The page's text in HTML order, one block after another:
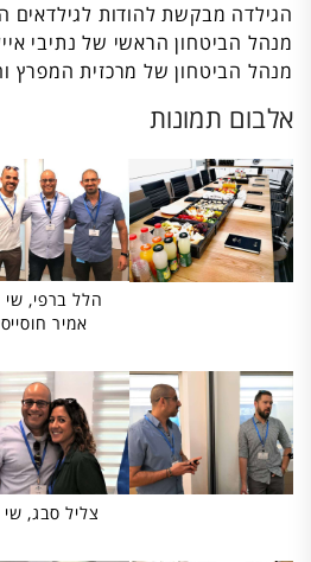
הגילדה מבקשת להודות לגילדאים
מנהל הביטחון הראשי של נתיבי
מנהל הביטחון של מרכזית המפרץ
אלבום תמונות
הלל ברפי, שי
אמיר
צליל סבג, שי